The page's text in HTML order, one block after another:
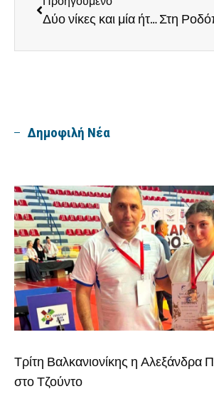
Δύο νίκες και μία ήττα για τις ομάδες Ποδοσφαίρου 5Χ5
Δημοφιλή Νέα
Τρίτη Βαλκανιονίκης η Αλεξάνδρα
στο Τζούντο